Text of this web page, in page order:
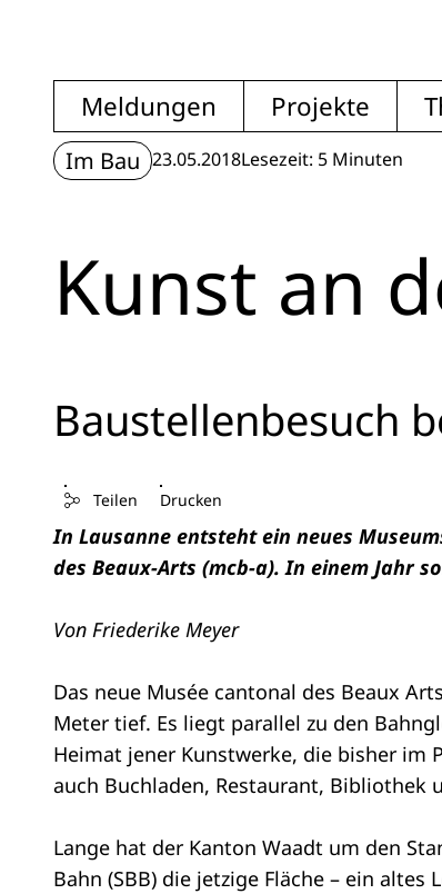
Meldungen Projekte
Im Bau 23.05.2018Lesezeit: 5 Minuten
Kunst an
Baustellenbesuch
Teilen Drucken
In Lausanne entsteht ein neues
des Beaux-Arts (mcb-a). In einem Jahr
Von Friederike Meyer
Das neue Musée cantonal des Beaux
Meter tief. Es liegt parallel zu den
Heimat jener Kunstwerke, die bisher im
auch Buchladen, Restaurant, Bibliothek
Lange hat der Kanton Waadt um den
Bahn (SBB) die jetzige Fläche – ein